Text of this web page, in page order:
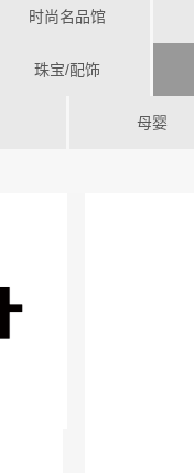
时尚名品馆
珠宝/配饰
母婴